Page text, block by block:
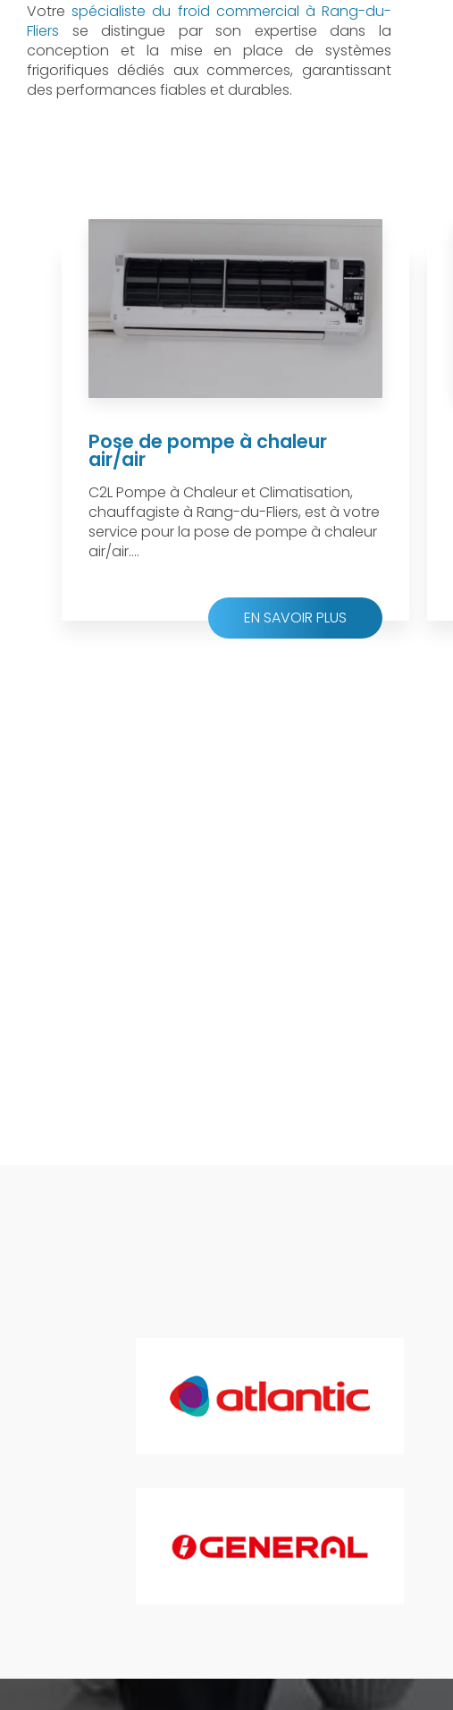
Votrespécialiste du froid commercial à Rang-du-
Fliers se distingue par son expertise dans la
conception et la mise en place de systèmes
frigorifiques dédiés aux commerces, garantissant
des performances fiables et durables.
Pose de pompe à chaleur
air/air
C2L Pompe à Chaleur et Climatisation,
chauffagiste à Rang-du-Fliers, est à votre
service pour la pose de pompe à chaleur
air/air....
EN SAVOIR PLUS